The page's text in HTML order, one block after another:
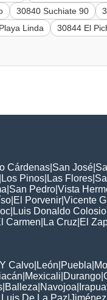
30840 Suchiate 90
Linda 30844 El
Cárdenas San José
Los Pinos Las Flores
San Pedro Vista
El Porvenir Vicente
Luis Donaldo Colosio
Carmen La Cruz El
Calvo León Puebla
Mexicali Durango
Balleza Navojoa